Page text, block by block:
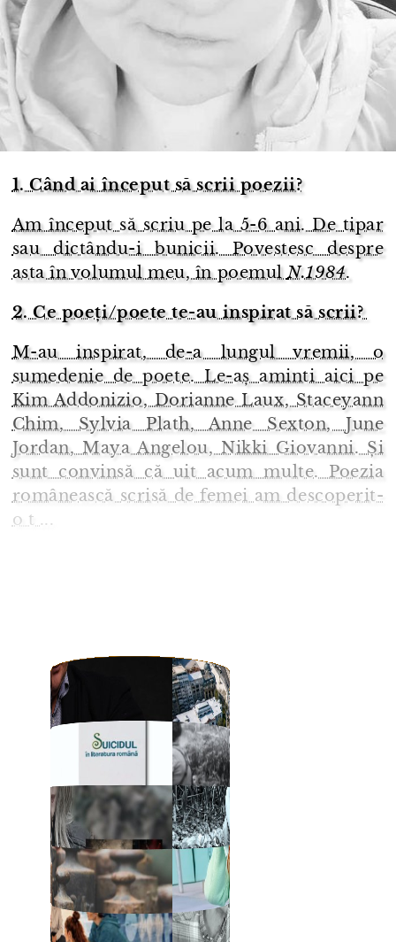
1. Când ai început să scrii poezii?
Am început să scriu pe la 5-6 ani. De tipar
sau dictându-i bunicii. Povestesc despre
asta în volumul meu, în poemulN.1984.
2. Ce poeți/poete te-au inspirat să scrii?
M-au inspirat, de-a lungul vremii, o
sumedenie de poete. Le-aș aminti aici pe
Kim Addonizio, Dorianne Laux, Staceyann
Chim, Sylvia Plath, Anne Sexton, June
Jordan, Maya Angelou, Nikki Giovanni. Și
sunt convinsă că uit acum multe. Poezia
românească scrisă de femei am descoperit-
o t ...